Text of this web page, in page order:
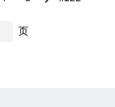
页